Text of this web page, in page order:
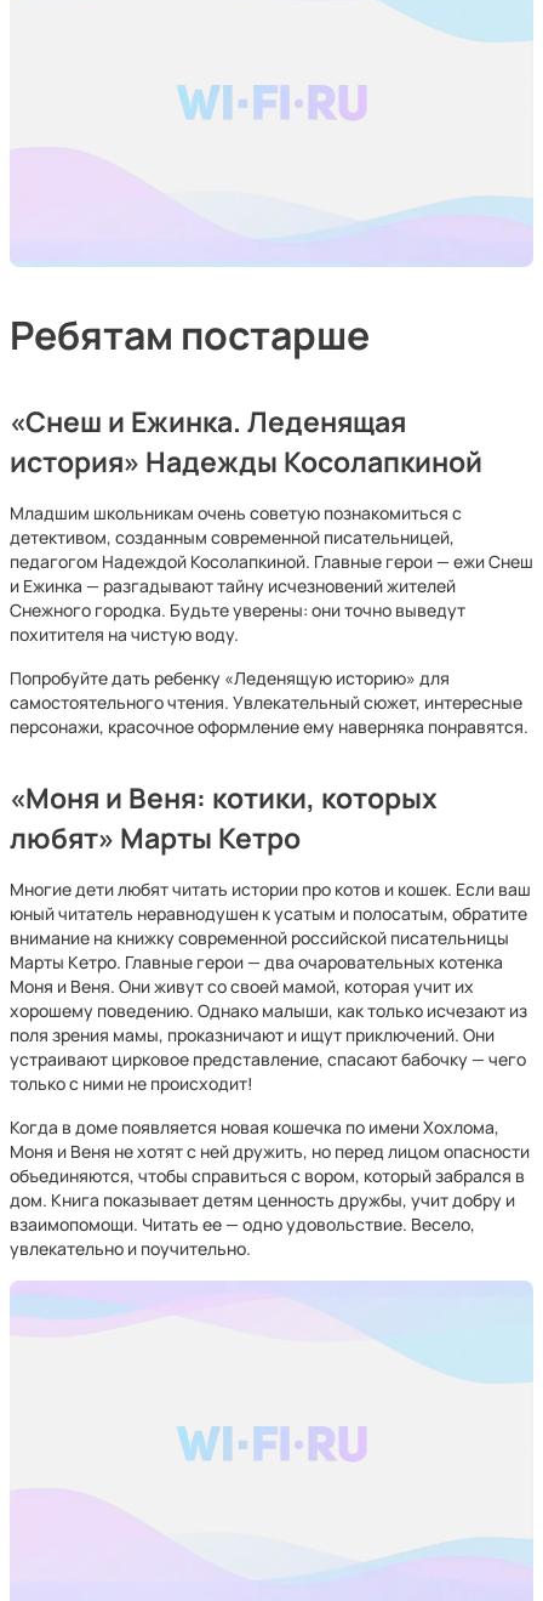
Ребятам постарше
«Снеш и Ежинка. Леденящая
история» Надежды Косолапкиной
Младшим школьникам очень советую познакомиться с
детективом, созданным современной писательницей,
педагогом Надеждой Косолапкиной. Главные герои — ежи Снеш
и Ежинка — разгадывают тайну исчезновений жителей
Снежного городка. Будьте уверены: они точно выведут
похитителя на чистую воду.
Попробуйте дать ребенку «Леденящую историю» для
самостоятельного чтения. Увлекательный сюжет, интересные
персонажи, красочное оформление ему наверняка понравятся.
«Моня и Веня: котики, которых
любят» Марты Кетро
Многие дети любят читать истории про котов и кошек. Если ваш
юный читатель неравнодушен к усатым и полосатым, обратите
внимание на книжку современной российской писательницы
Марты Кетро. Главные герои — два очаровательных котенка
Моня и Веня. Они живут со своей мамой, которая учит их
хорошему поведению. Однако малыши, как только исчезают из
поля зрения мамы, проказничают и ищут приключений. Они
устраивают цирковое представление, спасают бабочку — чего
только с ними не происходит!
Когда в доме появляется новая кошечка по имени Хохлома,
Моня и Веня не хотят с ней дружить, но перед лицом опасности
объединяются, чтобы справиться с вором, который забрался в
дом. Книга показывает детям ценность дружбы, учит добру и
взаимопомощи. Читать ее — одно удовольствие. Весело,
увлекательно и поучительно.